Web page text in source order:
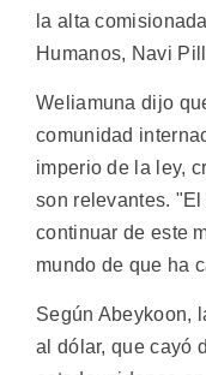
la alta
Humanos, Navi
Weliamuna dijo
comunidad
imperio de la ley,
son relevantes.
continuar de este
mundo de que ha
Según Abeykoon,
al dólar, que cayó